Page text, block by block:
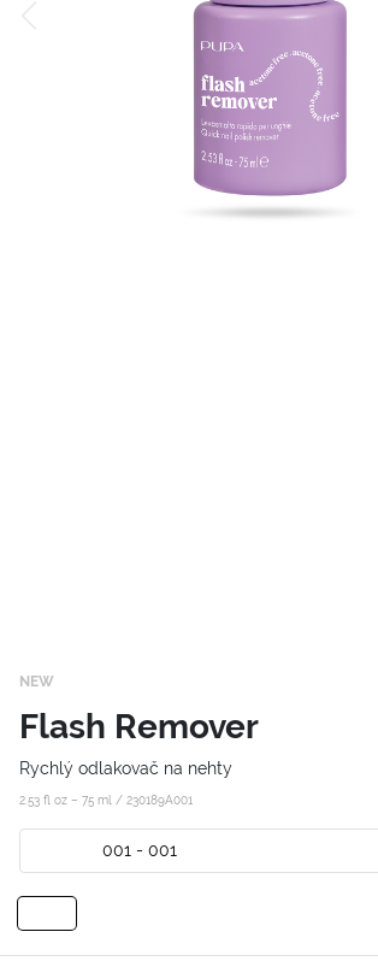
NEW
Flash Remover
Rychlý odlakovač na nehty
2.53 fl oz – 75 ml / 230189A001
001 - 001